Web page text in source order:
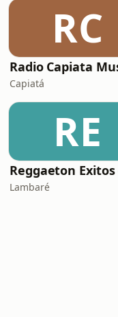
RC
Radio Capiata
Capiatá
RE
Lambaré